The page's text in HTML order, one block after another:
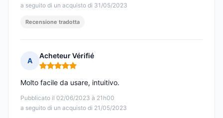
a seguito di un acquisto di 31/05/2023
Recensione tradotta
A
Acheteur Vérifié
Nota: 5 su 5
Pubblicato il 02/06/2023 à 21h00
a seguito di un acquisto di 21/05/2023
Molto facile da usare, intuitivo.